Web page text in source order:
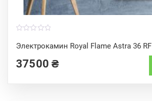
Электрокамин Royal Flame Astra 36 RF
o
u
o
f
37500₴